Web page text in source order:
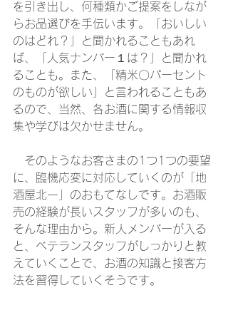
を引き出し、何種類かご提案をしなが
らお品選びを手伝います。「おいしい
のはどれ？」と聞かれることもあれ
ば、「人気ナンバー１は？」と聞かれ
ることも。また、「精米〇パーセント
のものが欲しい」と言われることもあ
るので、当然、各お酒に関する情報収
集や学びは欠かせません。
そのようなお客さまの1つ1つの要望
に、臨機応変に対応していくのが「地
酒屋北一」のおもてなしです。お酒販
売の経験が長いスタッフが多いのも、
そんな理由から。新人メンバーが入る
と、ベテランスタッフがしっかりと教
えていくことで、お酒の知識と接客方
法を習得していくそうです。